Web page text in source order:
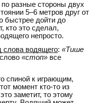
разные стороны двух
5–6 метров друг от
быстрее дойти до
кто это сделал,
непросто.
слова водящего: «Тише
«стоп» все
спиной к играющим,
момент кто-то из
заметит, то этому